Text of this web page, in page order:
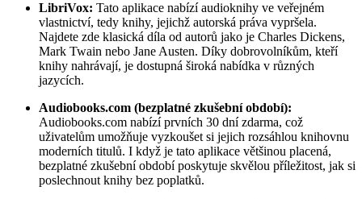
LibriVox: Tato aplikace nabízí audioknihy ve veřejném
vlastnictví, tedy knihy, jejichž autorská práva vypršela.
Najdete zde klasická díla od autorů jako je Charles Dickens,
Mark Twain nebo Jane Austen. Díky dobrovolníkům, kteří
knihy nahrávají, je dostupná široká nabídka v různých
jazycích.
Audiobooks.com (bezplatné zkušební období):
Audiobooks.com nabízí prvních 30 dní zdarma, což
uživatelům umožňuje vyzkoušet si jejich rozsáhlou knihovnu
moderních titulů. I když je tato aplikace většinou placená,
bezplatné zkušební období poskytuje skvělou příležitost, jak si
poslechnout knihy bez poplatků.